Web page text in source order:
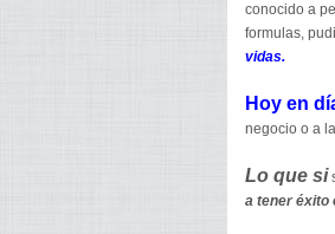
conocido a
formulas,
vidas.
Hoy en
negocio o a
Lo que si
a tener éxito